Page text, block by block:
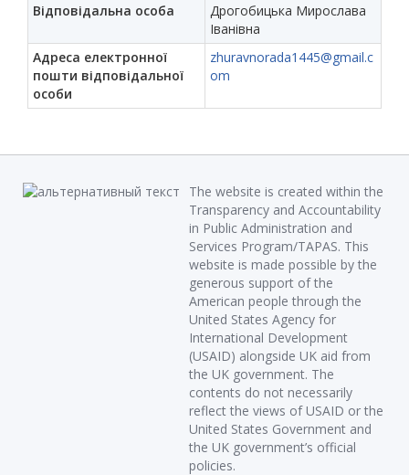
Відповідальна особа
Дрогобицька Мирослава
Іванівна
Адреса електронної
пошти відповідальної
особи
zhuravnorada1445@gmail.c
om
The website is created within the
Transparency and Accountability
in Public Administration and
Services Program/TAPAS. This
website is made possible by the
generous support of the
American people through the
United States Agency for
International Development
(USAID) alongside UK aid from
the UK government. The
contents do not necessarily
reflect the views of USAID or the
United States Government and
the UK government’s official
policies.